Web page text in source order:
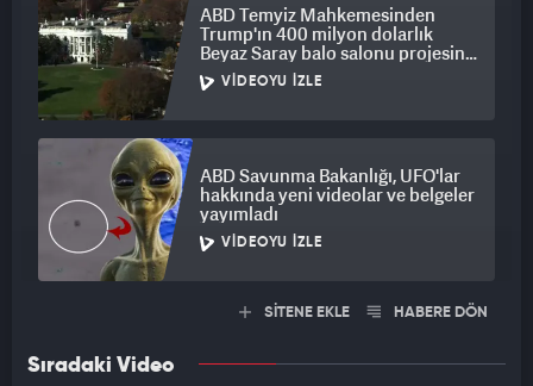
ABD Temyiz Mahkemesinden
Trump'ın 400 milyon dolarlık
Beyaz Saray balo salonu projesine
engelVIDEOYU İZLE
ABD Savunma Bakanlığı, UFO'lar
hakkında yeni videolar ve belgeler
yayımladı
VIDEOYU İZLE
SİTENE EKLE HABERE DÖN
Sıradaki Video